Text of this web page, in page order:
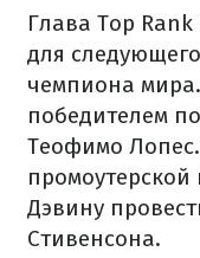
Глава Top
для
чемпиона
победителем
Теофимо
Дэвину
Стивенсона.